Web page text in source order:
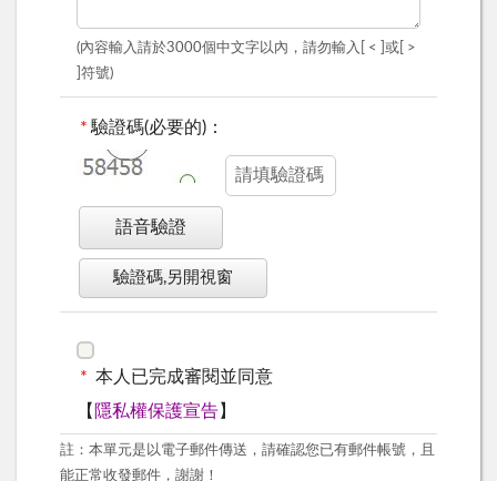
(內容輸入請於3000個中文字以內，請勿輸入[ < ]或[ >
]符號)
* 驗證碼(必要的)：
語音驗證
驗證碼,另開視窗
* 本人已完成審閱並同意
【 隱私權保護宣告】
註：本單元是以電子郵件傳送，請確認您已有郵件帳號，且
能正常收發郵件，謝謝！